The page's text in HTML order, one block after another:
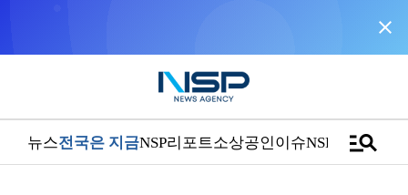
close
뉴스전국은 지금NSP리포트소상공인이슈NSPTVmanage_search